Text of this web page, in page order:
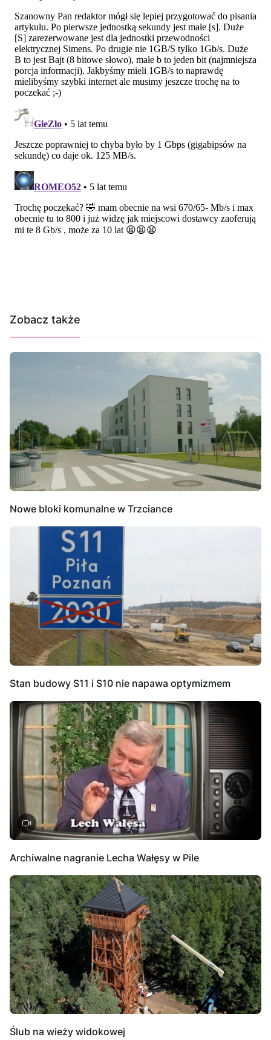
Zobacz także
Nowe bloki komunalne w Trzciance
Stan budowy S11 i S10 nie napawa optymizmem
Archiwalne nagranie Lecha Wałęsy w Pile
Ślub na wieży widokowej